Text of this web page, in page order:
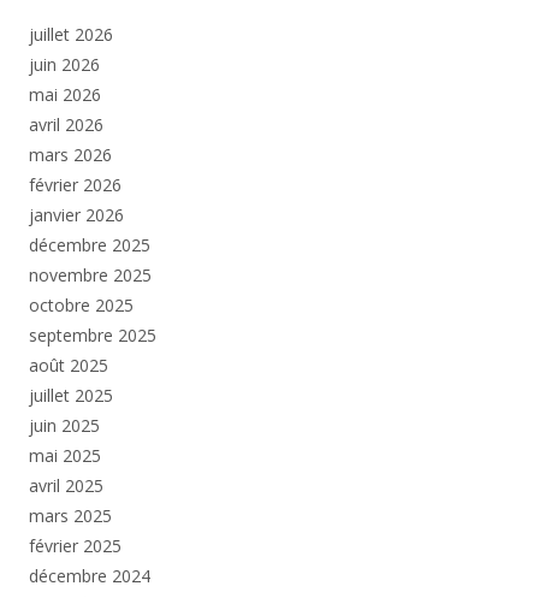
juillet 2026
juin 2026
mai 2026
avril 2026
mars 2026
février 2026
janvier 2026
décembre 2025
novembre 2025
octobre 2025
septembre 2025
août 2025
juillet 2025
juin 2025
mai 2025
avril 2025
mars 2025
février 2025
décembre 2024